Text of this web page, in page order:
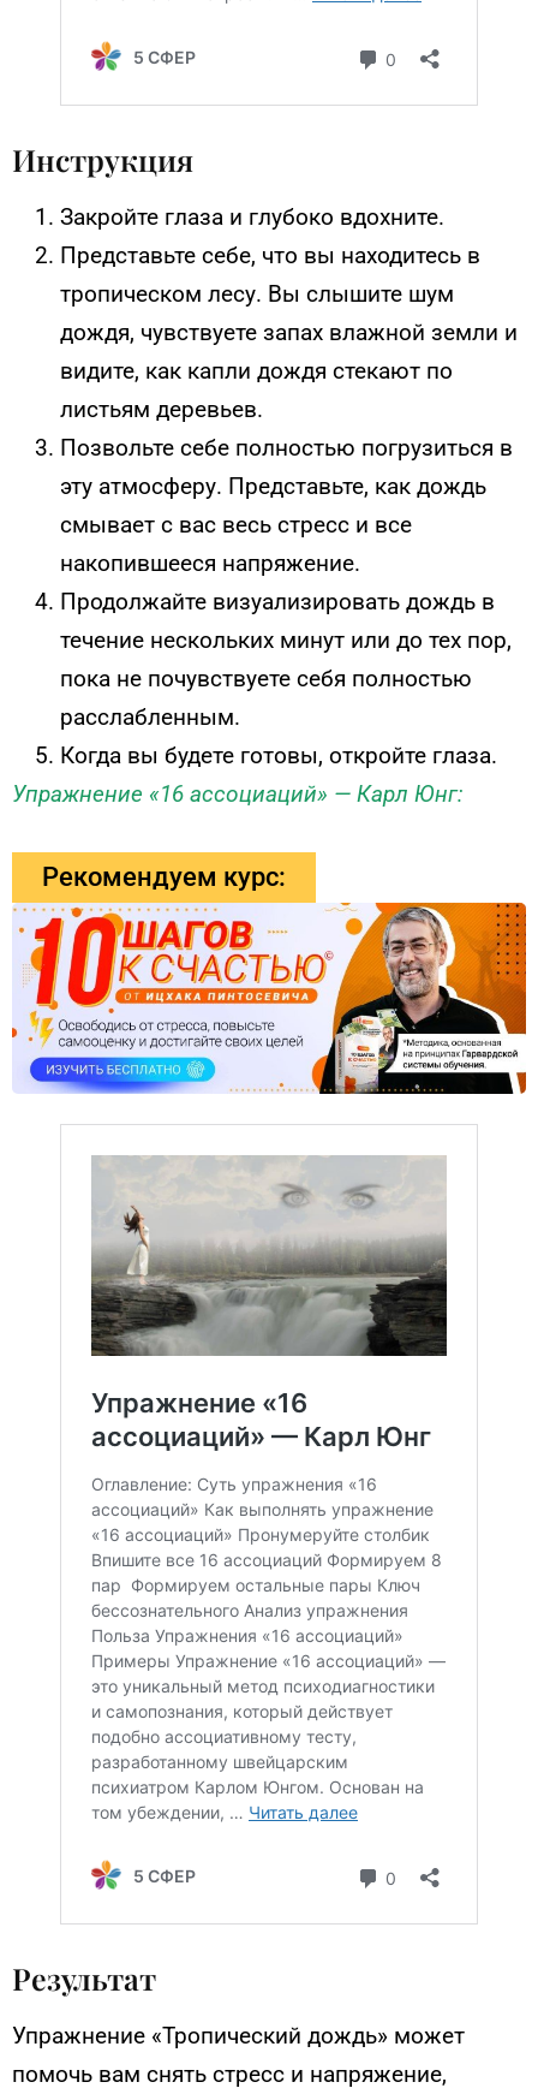
Инструкция
Закройте глаза и глубоко вдохните.
Представьте себе, что вы находитесь в
тропическом лесу. Вы слышите шум
дождя, чувствуете запах влажной земли и
видите, как капли дождя стекают по
листьям деревьев.
Позвольте себе полностью погрузиться в
эту атмосферу. Представьте, как дождь
смывает с вас весь стресс и все
накопившееся напряжение.
Продолжайте визуализировать дождь в
течение нескольких минут или до тех пор,
пока не почувствуете себя полностью
расслабленным.
Когда вы будете готовы, откройте глаза.
Упражнение «16 ассоциаций» — Карл Юнг:
Рекомендуем курс:
Результат
Упражнение «Тропический дождь» может
помочь вам снять стресс и напряжение,